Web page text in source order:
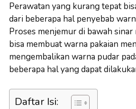
Perawatan yang kurang tepat
dari beberapa hal penyebab
Proses menjemur di bawah
bisa membuat warna pakaian
mengembalikan warna pudar
beberapa hal yang dapat
Daftar Isi: